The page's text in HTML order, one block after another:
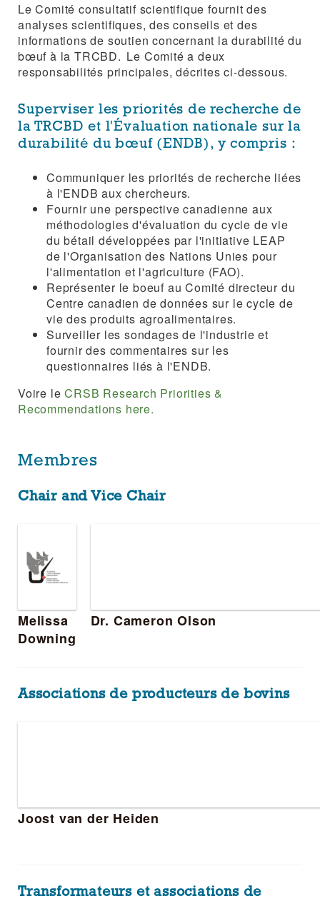
Le Comité consultatif scientifique fournit des
analyses scientifiques, des conseils et des
informations de soutien concernant la durabilité du
bœuf à la TRCBD. Le Comité a deux
responsabilités principales, décrites ci-dessous.
Superviser les priorités de recherche de
la TRCBD et l'Évaluation nationale sur la
durabilité du bœuf (ENDB), y compris :
Communiquer les priorités de recherche liées
à l'ENDB aux chercheurs.
Fournir une perspective canadienne aux
méthodologies d'évaluation du cycle de vie
du bétail développées par l'initiative LEAP
de l'Organisation des Nations Unies pour
l'alimentation et l'agriculture (FAO).
Représenter le boeuf au Comité directeur du
Centre canadien de données sur le cycle de
vie des produits agroalimentaires.
Surveiller les sondages de l'industrie et
fournir des commentaires sur les
questionnaires liés à l'ENDB.
Voire leCRSB Research Priorities &
Recommendations here.
Membres
Chair and Vice Chair
Melissa
Downing
Dr. Cameron Olson
Associations de producteurs de bovins
Joost van der Heiden
Transformateurs et associations de